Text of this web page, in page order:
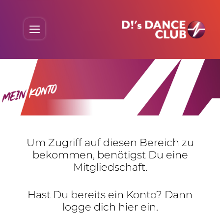
content
Um Zugriff auf diesen Bereich zu
bekommen, benö­tigst Du eine
Mitgliedschaft.
Hast Du bereits ein Konto? Dann
logge dich hier ein.